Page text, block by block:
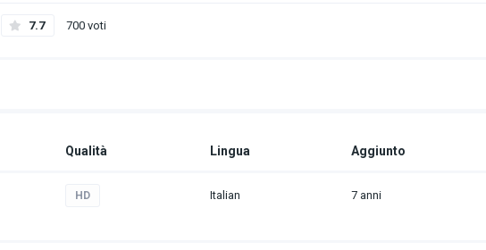
7.7 700 voti
Qualità Lingua Aggiunto
HD Italian 7 anni